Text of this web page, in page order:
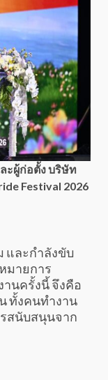
ะผู้ก่อตั้ง บริษัท
Festival 2026
และกำลังขับ
มายการ
นครั้งนี้ จึงคือ
ทั้งคนทำงาน
สนับสนุนจาก